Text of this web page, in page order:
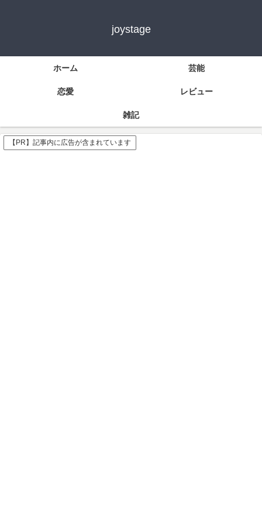
joystage
ホーム 芸能
恋愛 レビュー
雑記
【PR】記事内に広告が含まれています